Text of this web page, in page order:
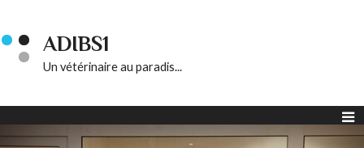
ADIBS1
Un vétérinaire au paradis...